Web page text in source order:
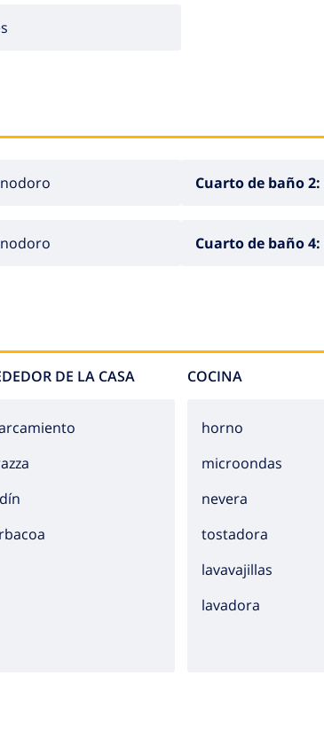
Cuarto de baño 2:
Cuarto de baño 4:
DE LA CASA COCINA
horno
microondas
nevera
tostadora
lavavajillas
lavadora